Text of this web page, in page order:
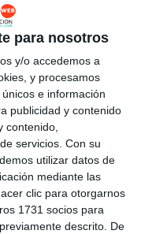
para nosotros
y/o accedemos a
y procesamos
e información
publicidad y contenido
contenido,
servicios. Con su
utilizar datos de
mediante las
clic para otorgarnos
1731 socios para
descrito. De